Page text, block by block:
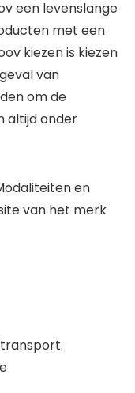
een levenslange
met een
kiezen is kiezen
van
om de
altijd onder
en
van het merk